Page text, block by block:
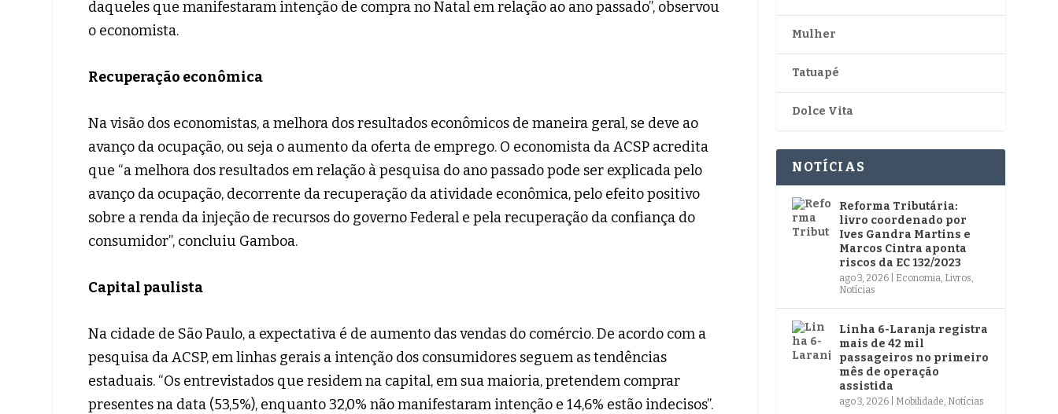
daqueles que manifestaram intenção de compra no Natal em relação ao ano passado”, observou
o economista.
Recuperação econômica
Na visão dos economistas, a melhora dos resultados econômicos de maneira geral, se deve ao
avanço da ocupação, ou seja o aumento da oferta de emprego. O economista da ACSP acredita
que “a melhora dos resultados em relação à pesquisa do ano passado pode ser explicada pelo
avanço da ocupação, decorrente da recuperação da atividade econômica, pelo efeito positivo
sobre a renda da injeção de recursos do governo Federal e pela recuperação da confiança do
consumidor”, concluiu Gamboa.
Capital paulista
Na cidade de São Paulo, a expectativa é de aumento das vendas do comércio. De acordo com a
pesquisa da ACSP, em linhas gerais a intenção dos consumidores seguem as tendências
estaduais. “Os entrevistados que residem na capital, em sua maioria, pretendem comprar
presentes na data (53,5%), enquanto 32,0% não manifestaram intenção e 14,6% estão indecisos”.
Mulher
Tatuapé
Dolce Vita
NOTÍCIAS
Reforma Tributária:
livro coordenado por
Ives Gandra Martins e
Marcos Cintra aponta
riscos da EC 132/2023
ago 3, 2026 Economia, Livros,
Notícias
Linha 6-Laranja registra
mais de 42 mil
passageiros no primeiro
mês de operação
assistida
ago 3, 2026 Mobilidade, Notícias